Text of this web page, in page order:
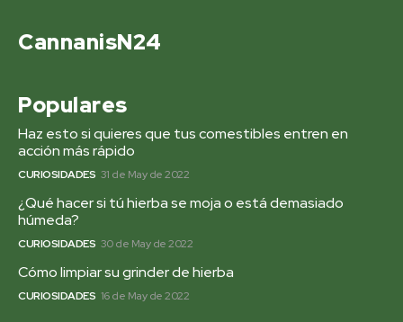
CannanisN24
Populares
Haz esto si quieres que tus comestibles entren en
acción más rápido
CURIOSIDADES 31 de May de 2022
¿Qué hacer si tú hierba se moja o está demasiado
húmeda?
CURIOSIDADES 30 de May de 2022
Cómo limpiar su grinder de hierba
CURIOSIDADES 16 de May de 2022